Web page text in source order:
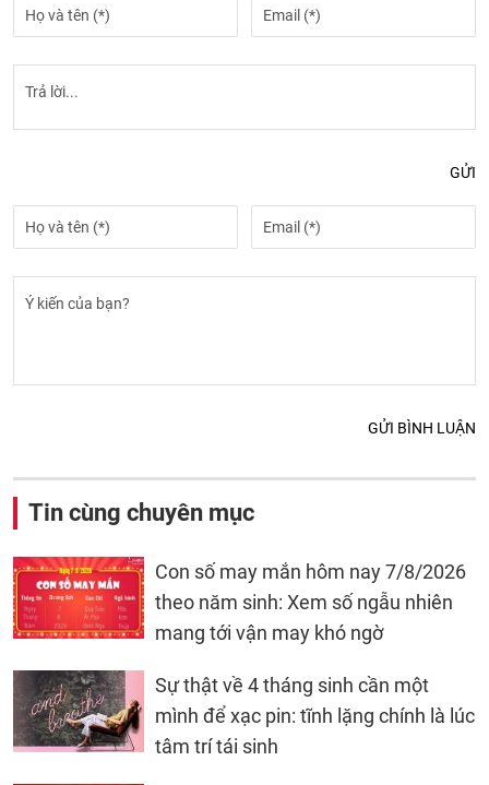
GỬI
GỬI BÌNH LUẬN
Tin cùng chuyên mục
Con số may mắn hôm nay 7/8/2026
theo năm sinh: Xem số ngẫu nhiên
mang tới vận may khó ngờ
Sự thật về 4 tháng sinh cần một
mình để xạc pin: tĩnh lặng chính là lúc
tâm trí tái sinh